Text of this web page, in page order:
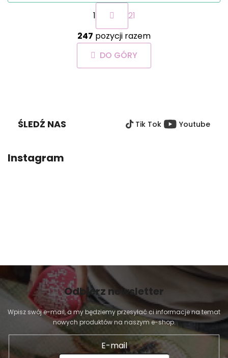
K
o
n
t
r
P
a
g
i
n
a
c
1
21
247 pozycji razem
DO GÓRY
ŚLEDŹ NAS Tik Tok Youtube
Instagram
Odbierz newsletter
Wpisz swój e-mail, a my będziemy przesyłać ci informacje na temat
nowych produktów na naszym e-shop.
E-mail